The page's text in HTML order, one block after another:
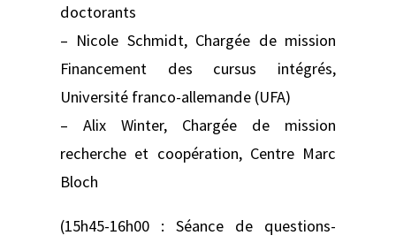
doctorants
– Nicole Schmidt, Chargée de mission
Financement des cursus intégrés,
Université franco-allemande (UFA)
– Alix Winter, Chargée de mission
recherche et coopération, Centre Marc
Bloch
(15h45-16h00 : Séance de questions-